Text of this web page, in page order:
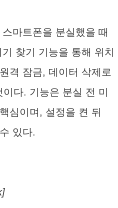
마트폰을 분실했을 때
찾기 기능을 통해 위치
격 잠금, 데이터 삭제로
다. 기능은 분실 전 미
심이며, 설정을 켠 뒤
있다.